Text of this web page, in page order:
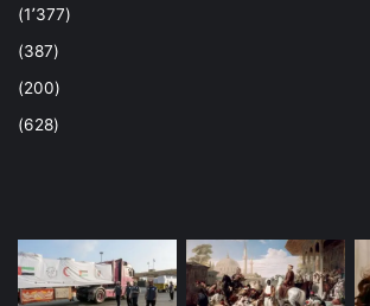
(1٬377)
(387)
(200)
(628)